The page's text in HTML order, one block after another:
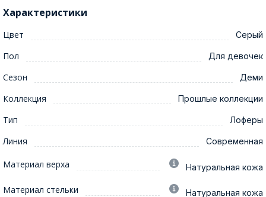
Характеристики
Цвет Серый
Пол Для девочек
Сезон Деми
Коллекция Прошлые коллекции
Тип Лоферы
Линия Современная
Материал верха Натуральная кожа
Материал стельки Натуральная кожа